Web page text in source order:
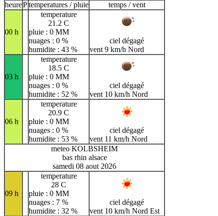
heurePtemperatures / pluie temps / vent
00 h
temperature
21.2 C
pluie : 0 MM
nuages : 0 %
humidite : 43 %
ciel dégagé
vent 9 km/h Nord
03 h
temperature
18.5 C
pluie : 0 MM
nuages : 0 %
humidite : 52 %
ciel dégagé
vent 10 km/h Nord
06 h
temperature
20.9 C
pluie : 0 MM
nuages : 0 %
humidite : 53 %
ciel dégagé
vent 11 km/h Nord
meteo KOLBSHEIM
bas rhin alsace
samedi 08 aout 2026
09 h
temperature
28 C
pluie : 0 MM
nuages : 7 %
humidite : 32 %
ciel dégagé
vent 10 km/h Nord Est